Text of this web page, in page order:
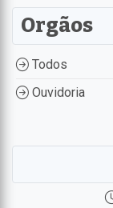
Orgãos
Todos
Ouvidoria